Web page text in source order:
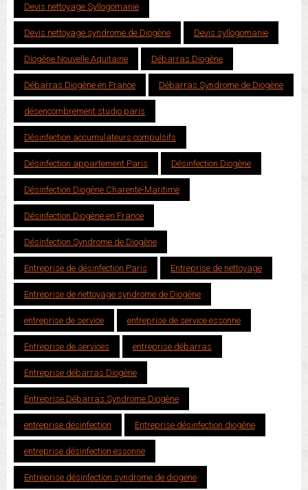
Devis nettoyage Syllogomanie
Devis nettoyage syndrome de Diogène Devis syllogomanie
Diogène Nouvelle Aquitaine Débarras Diogène
Débarras Diogène en France Débarras Syndrome de Diogène
désencombrement studio paris
Désinfection accumulateurs compulsifs
Désinfection appartement Paris Désinfection Diogène
Désinfection Diogène Charente-Maritime
Désinfection Diogène en France
Désinfection Syndrome de Diogène
Entreprise de désinfection Paris Entreprise de nettoyage
Entreprise de nettoyage syndrome de Diogène
entreprise de service entreprise de service essonne
Entreprise de services entreprise débarras
Entreprise débarras Diogène
Entreprise Débarras Syndrome Diogène
entreprise désinfection Entreprise désinfection diogène
entreprise désinfection essonne
Entreprise désinfection syndrome de diogene